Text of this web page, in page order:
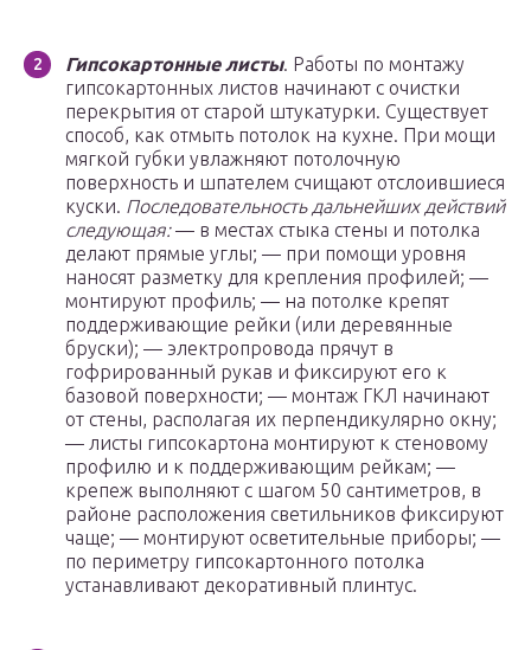
Гипсокартонные листы. Работы по монтажу
гипсокартонных листов начинают с очистки
перекрытия от старой штукатурки. Существует
способ, как отмыть потолок на кухне. При мощи
мягкой губки увлажняют потолочную
поверхность и шпателем счищают отслоившиеся
куски. Последовательность дальнейших действий
следующая:— в местах стыка стены и потолка
делают прямые углы; — при помощи уровня
наносят разметку для крепления профилей; —
монтируют профиль; — на потолке крепят
поддерживающие рейки (или деревянные
бруски); — электропровода прячут в
гофрированный рукав и фиксируют его к
базовой поверхности; — монтаж ГКЛ начинают
от стены, располагая их перпендикулярно окну;
— листы гипсокартона монтируют к стеновому
профилю и к поддерживающим рейкам; —
крепеж выполняют с шагом 50 сантиметров, в
районе расположения светильников фиксируют
чаще; — монтируют осветительные приборы; —
по периметру гипсокартонного потолка
устанавливают декоративный плинтус.